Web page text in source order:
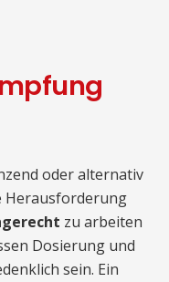
oder alternativ
Herausforderung
zu arbeiten
Dosierung und
sein. Ein